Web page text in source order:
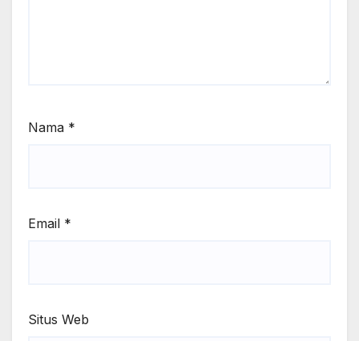
Nama *
Email *
Situs Web